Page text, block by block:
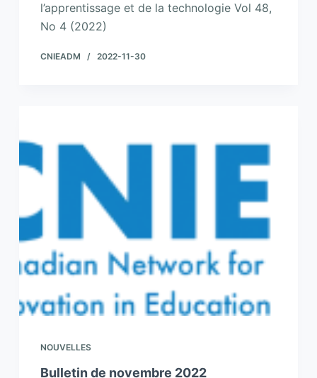
l’apprentissage et de la technologie Vol 48,
No 4 (2022)
CNIEADM 2022-11-30
NOUVELLES
Bulletin de novembre 2022